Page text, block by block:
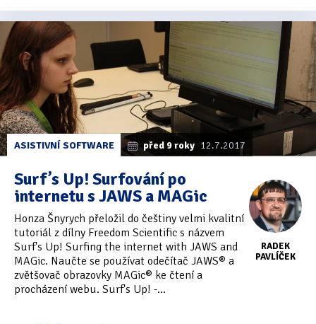
ASISTIVNÍ SOFTWARE před 9 roky 12.7.2017
RADEK
PAVLÍČEK
Surf’s Up! Surfování po
internetu s JAWS a MAGic
Honza Šnyrych přeložil do češtiny velmi kvalitní
tutoriál z dílny Freedom Scientific s názvem
Surf's Up! Surfing the internet with JAWS and
MAGic. Naučte se používat odečítač JAWS® a
zvětšovač obrazovky MAGic® ke čtení a
procházení webu. Surf's Up! -...